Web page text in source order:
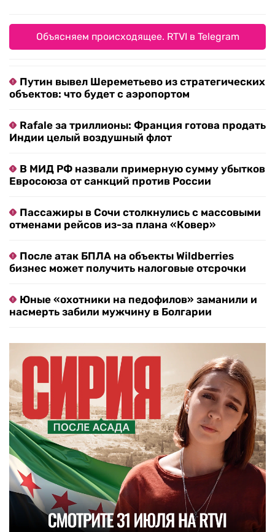
Объясняем происходящее. RTVI в Telegram
Путин вывел Шереметьево из стратегических
объектов: что будет с аэропортом
Rafale за триллионы: Франция готова продать
Индии целый воздушный флот
В МИД РФ назвали примерную сумму убытков
Евросоюза от санкций против России
Пассажиры в Сочи столкнулись с массовыми
отменами рейсов из-за плана «Ковер»
После атак БПЛА на объекты Wildberries
бизнес может получить налоговые отсрочки
Юные «охотники на педофилов» заманили и
насмерть забили мужчину в Болгарии